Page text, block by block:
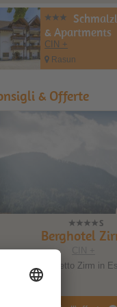
& Apartments
CIN +
Rasun
& Offerte
Berghotel
Pacchetto Zirm in